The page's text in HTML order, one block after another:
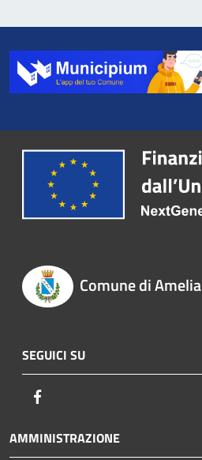
Comune di Amelia
SEGUICI SU
AMMINISTRAZIONE